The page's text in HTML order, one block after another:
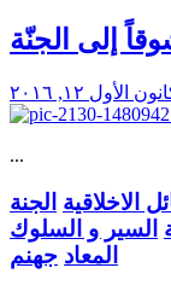
إلى الجنّة
...
الاخلاقية الجنة
السير و السلوك
المعاد جهنم